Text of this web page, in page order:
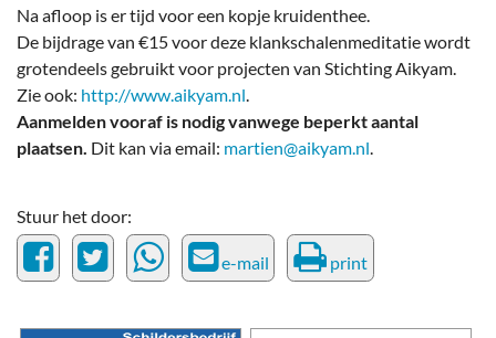
Na afloop is er tijd voor een kopje kruidenthee.
De bijdrage van €15 voor deze klankschalenmeditatie wordt
grotendeels gebruikt voor projecten van Stichting Aikyam.
Zie ook: http://www.aikyam.nl
Aanmelden vooraf is nodig vanwege beperkt aantal
plaatsen. Dit kan via email: martien@aikyam.nl
Stuur het door:
e-mail print